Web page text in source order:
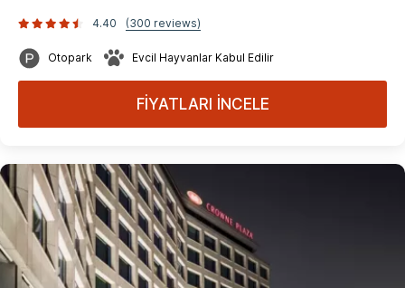
4.40 (300 reviews)
Otopark Evcil Hayvanlar Kabul Edilir
FİYATLARI İNCELE